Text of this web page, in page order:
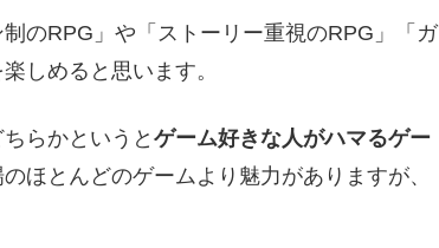
のRPG」や「ストーリー重視のRPG」「ガ
しめると思います。
らかというとゲーム好きな人がハマるゲー
ほとんどのゲームより魅力がありますが、